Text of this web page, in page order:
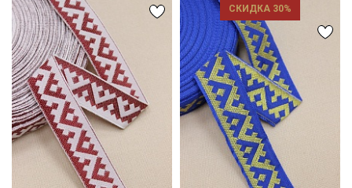
СКИДКА 30%